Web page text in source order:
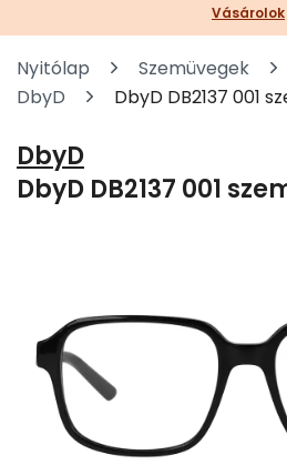
Vásárolok
Nyitólap Szemüvegek
DbyD
DbyD DB2137 001
DbyD
DbyD DB2137 001